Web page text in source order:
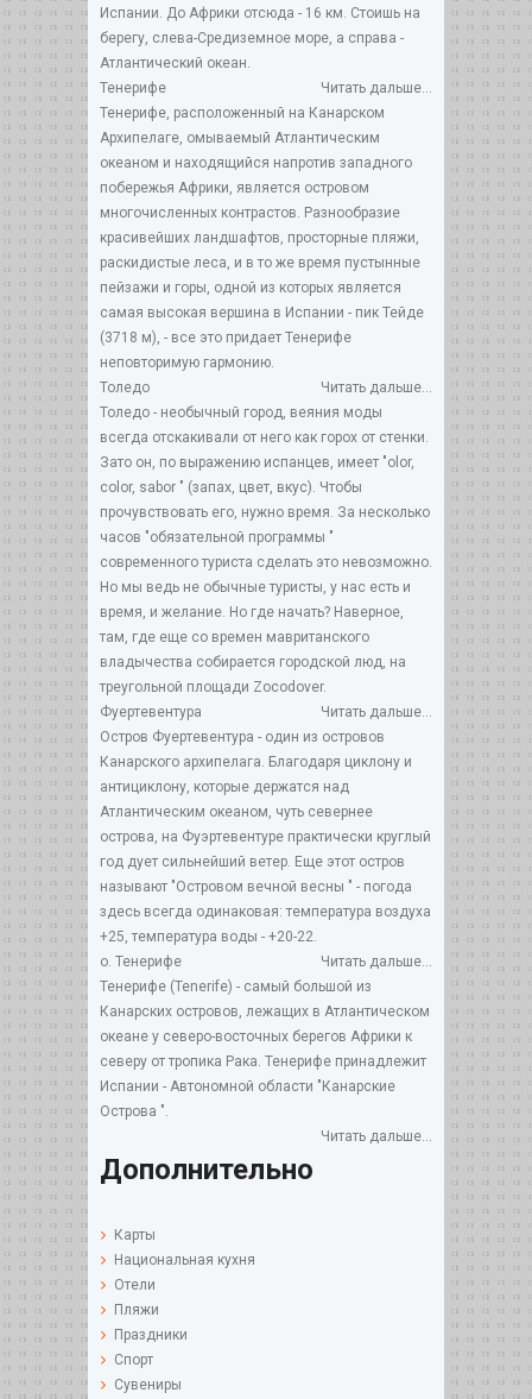
Испании. До Африки отсюда - 16 км. Стоишь на
берегу, слева-Средиземное море, а справа -
Атлантический океан.
Читать дальше...
Тенерифе
Тенерифе, расположенный на Канарском
Архипелаге, омываемый Атлантическим
океаном и находящийся напротив западного
побережья Африки, является островом
многочисленных контрастов. Разнообразие
красивейших ландшафтов, просторные пляжи,
раскидистые леса, и в то же время пустынные
пейзажи и горы, одной из которых является
самая высокая вершина в Испании - пик Тейде
(3718 м), - все это придает Тенерифе
неповторимую гармонию.
Читать дальше...
Толедо
Толедо - необычный город, веяния моды
всегда отскакивали от него как горох от стенки.
Зато он, по выражению испанцев, имеет "olor,
color, sabor " (запах, цвет, вкус). Чтобы
прочувствовать его, нужно время. За несколько
часов "обязательной программы "
современного туриста сделать это невозможно.
Но мы ведь не обычные туристы, у нас есть и
время, и желание. Но где начать? Наверное,
там, где еще со времен мавританского
владычества собирается городской люд, на
треугольной площади Zocodover.
Читать дальше...
Фуертевентура
Остров Фуертевентура - один из островов
Канарского архипелага. Благодаря циклону и
антициклону, которые держатся над
Атлантическим океаном, чуть севернее
острова, на Фуэртевентуре практически круглый
год дует сильнейший ветер. Еще этот остров
называют "Островом вечной весны " - погода
здесь всегда одинаковая: температура воздуха
+25, температура воды - +20-22.
Читать дальше...
о. Тенерифе
Тенерифе (Tenerife) - самый большой из
Канарских островов, лежащих в Атлантическом
океане у северо-восточных берегов Африки к
северу от тропика Рака. Тенерифе принадлежит
Испании - Автономной области "Канарские
Острова ".
Читать дальше...
Дополнительно
Карты
Национальная кухня
Отели
Пляжи
Праздники
Спорт
Сувениры